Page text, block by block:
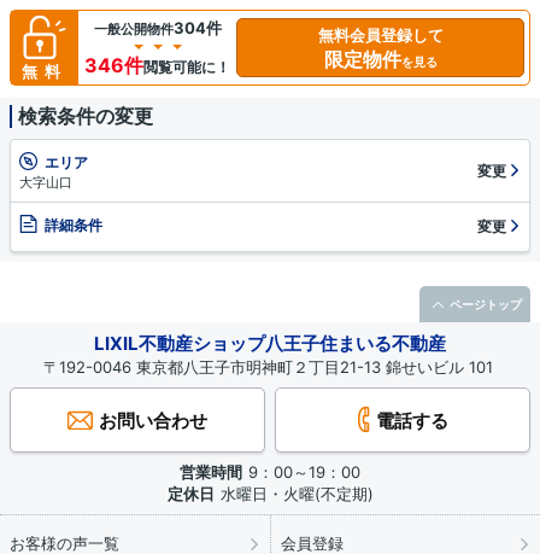
無料
一般公開物件304件
346件閲覧可能に！
無料会員登録して
限定物件を見る
検索条件の変更
エリア
大字山口
変更
詳細条件 変更
LIXIL不動産ショップ八王子住まいる不動産
〒192-0046 東京都八王子市明神町２丁目21-13 錦せいビル 101
お問い合わせ 電話する
営業時間 9：00～19：00
定休日 水曜日・火曜(不定期)
お客様の声一覧 会員登録
ページトップ